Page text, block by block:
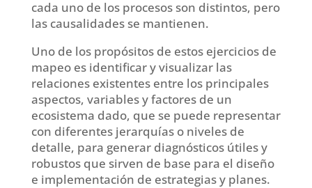
cada uno de los procesos son distintos, pero
las causalidades se mantienen.
Uno de los propósitos de estos ejercicios de
mapeo es identificar y visualizar las
relaciones existentes entre los principales
aspectos, variables y factores de un
ecosistema dado, que se puede representar
con diferentes jerarquías o niveles de
detalle, para generar diagnósticos útiles y
robustos que sirven de base para el diseño
e implementación de estrategias y planes.